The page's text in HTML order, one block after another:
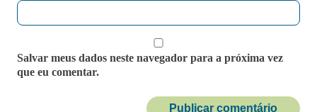
Salvar meus dados neste navegador para a próxima vez
que eu comentar.